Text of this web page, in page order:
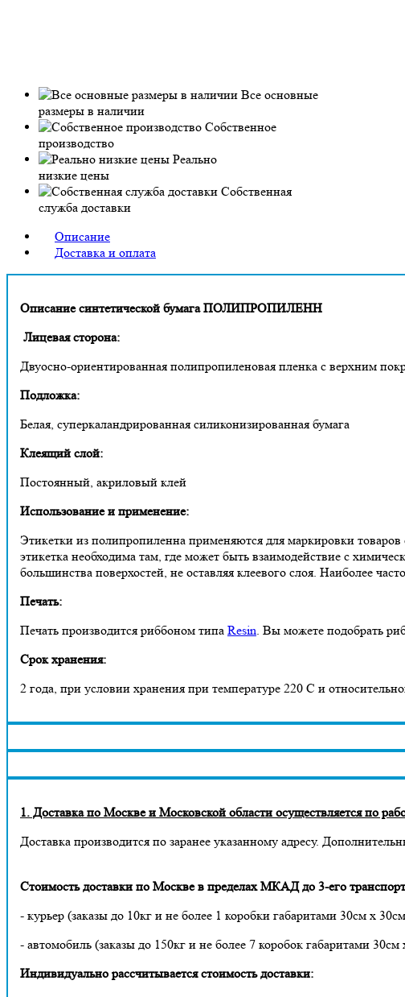
Все основные
размеры в наличии
Собственное
производство
Реально
низкие цены
Собственная
служба доставки
Описание
Доставка и оплата
Описание синтетической бумага ПОЛИПРОПИЛЕНН
Лицевая сторона:
Двуосно-ориентированная полипропиленовая пленка с верхним
Подложка:
Белая, суперкаландрированная силиконизированная бумага
Клеящий слой:
Постоянный, акриловый клей
Использование и применение:
Этикетки из полипропиленна применяются для маркировки
этикетка необходима там, где может быть взаимодействие с
большинства поверхостей, не оставляя клеевого слоя. Наиболее
Печать:
Печать производится риббоном типа Resin . Вы можете подобрать
Срок хранения:
2 года, при условии хранения при температуре 220 С и
1. Доставка по Москве и Московской области осуществляется по
Доставка производится по заранее указанному адресу.
Стоимость доставки по Москве в пределах МКАД до 3-его
- курьер (заказы до 10кг и не более 1 коробки габаритами 30см х
- автомобиль (заказы до 150кг и не более 7 коробок габаритами
Индивидуально рассчитывается стоимость доставки: